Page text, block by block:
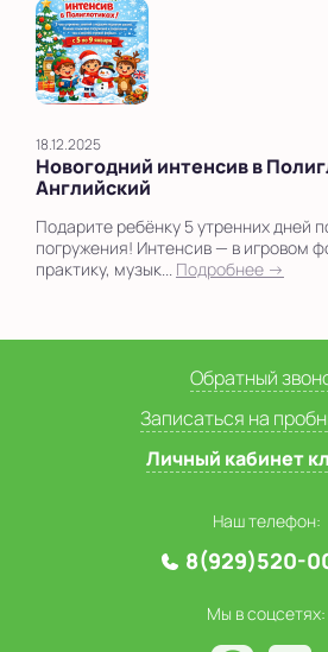
18.12.2025
Новогодний интенсив в
Английский
Подарите ребёнку 5 утренних дней
погружения! Интенсив — в игровом
практику, музык... Подробнее →
Обратный
Записаться на
Личный кабинет
Наш телефон:
8(929)520-
Мы в соцсетях: